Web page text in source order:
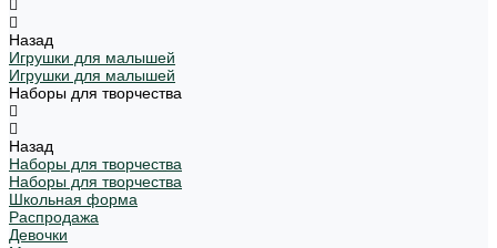
Назад
Игрушки для малышей
Игрушки для малышей
Наборы для творчества
Назад
Наборы для творчества
Наборы для творчества
Школьная форма
Распродажа
Девочки